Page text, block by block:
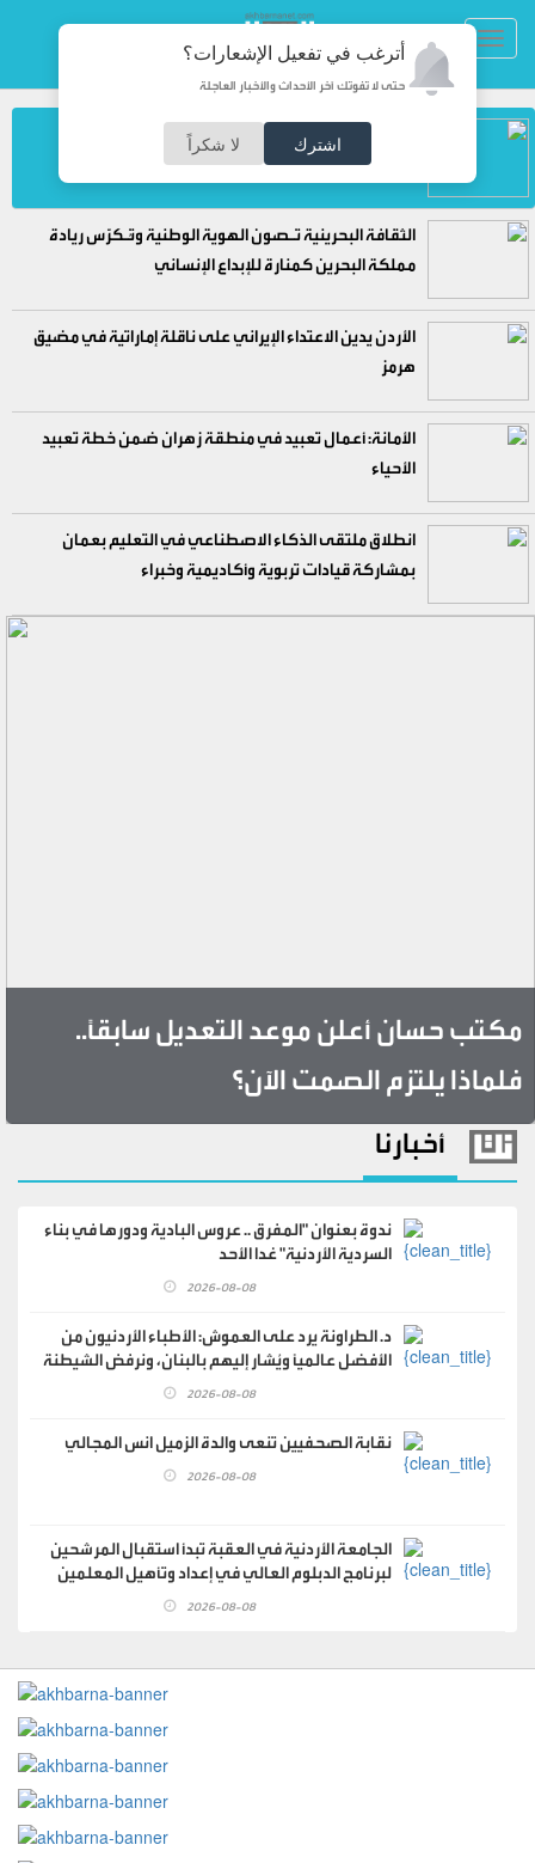
أترغب في تفعيل الإشعارات؟
حتى لا تفوتك آخر الأحداث والأخبار العاجلة
اشترك لا شكراً
مكتب حسان أعلن موعد التعديل سابقاً.. فلماذا يلتزم
الصمت الآن؟
الثقافة البحرينية تـصون الهوية الوطنية وتُـكرّس ريادة
مملكة البحرين كمنارة للإبداع الإنساني
الأردن يدين الاعتداء الإيراني على ناقلة إماراتية في مضيق
هرمز
الأمانة: أعمال تعبيد في منطقة زهران ضمن خطة تعبيد
الأحياء
انطلاق ملتقى الذكاء الاصطناعي في التعليم بعمان
بمشاركة قيادات تربوية وأكاديمية وخبراء
مكتب حسان أعلن موعد التعديل سابقاً..
فلماذا يلتزم الصمت الآن؟
أخبارنا
ندوة بعنوان "المفرق .. عروس البادية ودورها في بناء
السردية الأردنية" غدا الأحد
2026-08-08
د. الطراونة يرد على العموش: الأطباء الأردنيون من
الأفضل عالمياً ويُشار إليهم بالبنان، ونرفض الشيطنة
وتشويه سمعة الطب بالعموميات
2026-08-08
نقابة الصحفيين تنعى والدة الزميل انس المجالي
2026-08-08
الجامعة الأردنية في العقبة تبدأ استقبال المرشحين
لبرنامج الدبلوم العالي في إعداد وتأهيل المعلمين
2026-08-08